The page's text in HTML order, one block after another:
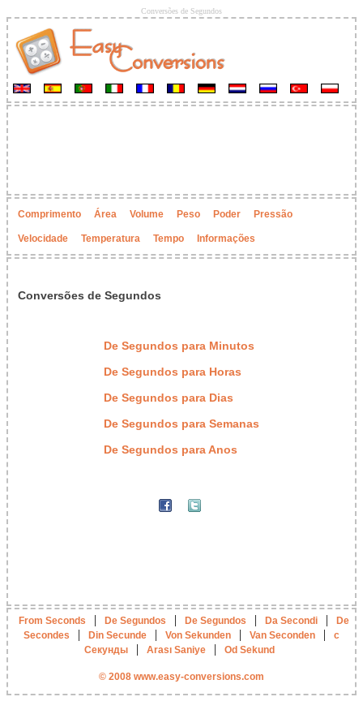
Conversões de Segundos
Comprimento Área Volume Peso Poder Pressão
Velocidade Temperatura Tempo Informações
Conversões de Segundos
De Segundos para Minutos
De Segundos para Horas
De Segundos para Dias
De Segundos para Semanas
De Segundos para Anos
From Seconds | De Segundos | De Segundos | Da Secondi |
De
Secondes
| Din Secunde | Von Sekunden | Van Seconden |
с
Секунды
| Arası Saniye | Od Sekund
© 2008 www.easy-conversions.com